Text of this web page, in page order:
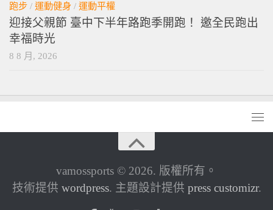
跑步 / 運動健身 / 運動平權
迎接父親節 臺中下半年路跑季開跑！ 邀全民跑出
幸福時光
8 8 月, 2026
vamossports © 2026. 版權所有。
技術提供 wordpress. 主題設計提供 press customizr.